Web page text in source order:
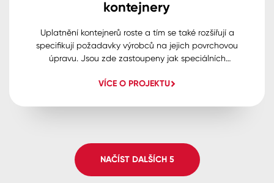
kontejnery
Uplatnění kontejnerů roste a tím se také rozšiřují a
specifikují požadavky výrobců na jejich povrchovou
úpravu. Jsou zde zastoupeny jak speciálních
syntetické nátěry, a opět je vyžadován vlastní vývoj a
VÍCE O PROJEKTU
NAČÍST DALŠÍCH 5